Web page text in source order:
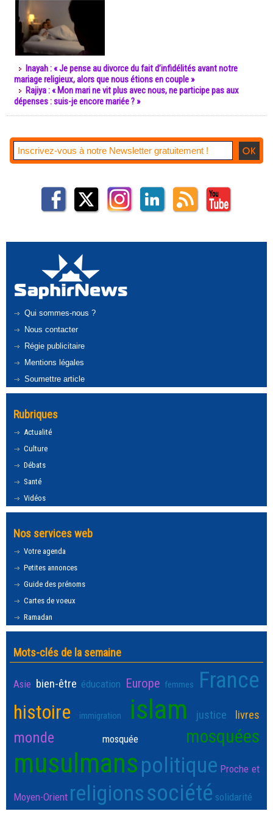
Inayah : « Je pense au divorce du fait d’infidélités avant notre
mariage religieux, alors que nous étions en couple »
Rajiya : « Mon mari ne vit plus avec nous, ne participe pas aux
dépenses : suis-je encore mariée ? »
Qui sommes-nous ?
Nous contacter
Régie publicitaire
Mentions légales
Soumettre article
Rubriques
Actualité
Culture
Débats
Santé
Vidéos
Nos services web
Votre agenda
Petites annonces
Guide des prénoms
Cartes de voeux
Ramadan
Mots-clés de la semaine
Asie bien-être éducation Europe femmes France
histoire immigration islam justice livres
monde mosquée mosquées
musulmanspolitique Proche et
Moyen-Orient religionssociété solidarité